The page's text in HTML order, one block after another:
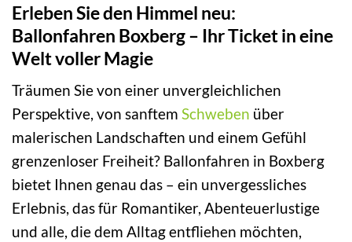
Erleben Sie den Himmel neu:
Ballonfahren Boxberg – Ihr Ticket in eine
Welt voller Magie
Träumen Sie von einer unvergleichlichen
Perspektive, von sanftem Schweben über
malerischen Landschaften und einem Gefühl
grenzenloser Freiheit? Ballonfahren in Boxberg
bietet Ihnen genau das – ein unvergessliches
Erlebnis, das für Romantiker, Abenteuerlustige
und alle, die dem Alltag entfliehen möchten,